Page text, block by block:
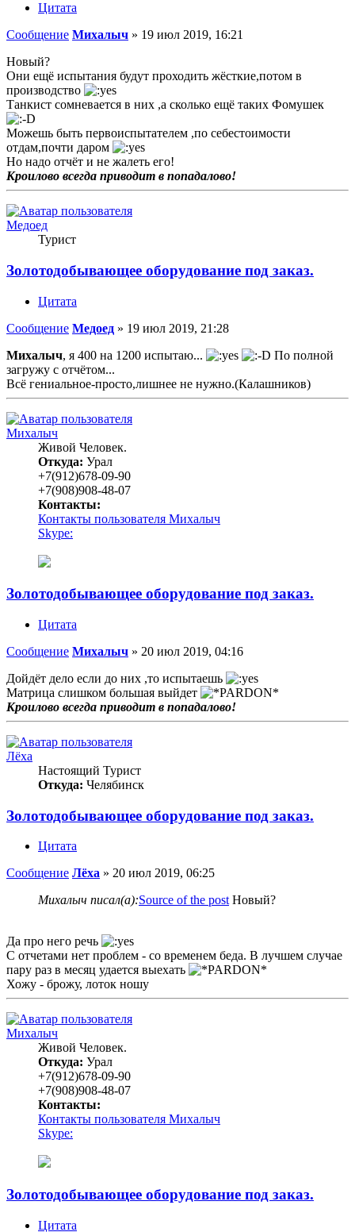
Цитата
Сообщение Михалыч » 19 июл 2019, 16:21
Новый?
Они ещё испытания будут проходить жёсткие,потом в
производство
Танкист сомневается в них ,а сколько ещё таких Фомушек
Можешь быть первоиспытателем ,по себестоимости
отдам,почти даром
Но надо отчёт и не жалеть его!
Кроилово всегда приводит в попадалово!
Медоед
Турист
Золотодобывающее оборудование под заказ.
Цитата
Сообщение Медоед » 19 июл 2019, 21:28
Михалыч, я 400 на 1200 испытаю...
По полной
загружу с отчётом...
Всё гениальное-просто,лишнее не нужно.(Калашников)
Михалыч
Живой Человек.
Откуда: Урал
+7(912)678-09-90
+7(908)908-48-07
Контакты:
Контакты пользователя Михалыч
Skype:
Золотодобывающее оборудование под заказ.
Цитата
Сообщение Михалыч » 20 июл 2019, 04:16
Дойдёт дело если до них ,то испытаешь
Матрица слишком большая выйдет
Кроилово всегда приводит в попадалово!
Лёха
Настоящий Турист
Откуда: Челябинск
Золотодобывающее оборудование под заказ.
Цитата
Сообщение Лёха » 20 июл 2019, 06:25
Михалыч писал(а):Source of the postНовый?
Да про него речь
С отчетами нет проблем - со временем беда. В лучшем случае
пару раз в месяц удается выехать
Хожу - брожу, лоток ношу
Михалыч
Живой Человек.
Откуда: Урал
+7(912)678-09-90
+7(908)908-48-07
Контакты:
Контакты пользователя Михалыч
Skype:
Золотодобывающее оборудование под заказ.
Цитата